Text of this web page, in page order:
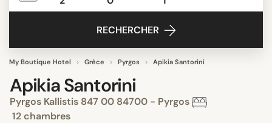
Media
RECHERCHER
My Boutique Hotel Grèce Pyrgos Apikia Santorini
Apikia Santorini
Pyrgos Kallistis 847 00 84700 - Pyrgos
12 chambres